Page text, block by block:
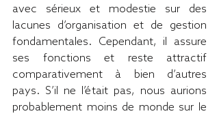
avec sérieux et modestie sur des
lacunes d’organisation et de gestion
fondamentales. Cependant, il assure
ses fonctions et reste attractif
comparativement à bien d’autres
pays. S’il ne l’était pas, nous aurions
probablement moins de monde sur le